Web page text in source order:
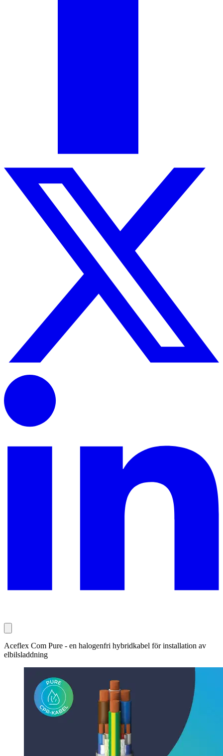
Aceflex Com Pure - en halogenfri hybridkabel för installation av
elbilsladdning